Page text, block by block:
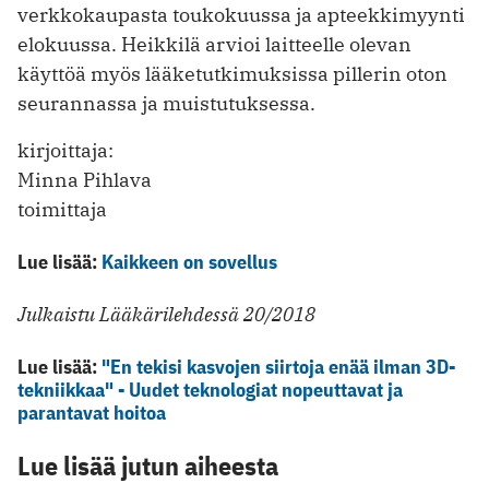
verkkokaupasta toukokuussa ja apteekkimyynti
elokuussa. Heikkilä arvioi laitteelle olevan
käyttöä myös lääketutkimuksissa pillerin oton
seurannassa ja muistutuksessa.
kirjoittaja:
Minna Pihlava
toimittaja
Lue lisää: Kaikkeen on sovellus
Julkaistu Lääkärilehdessä 20/2018
Lue lisää: "En tekisi kasvojen siirtoja enää ilman 3D-
tekniikkaa" - Uudet teknologiat nopeuttavat ja
parantavat hoitoa
Lue lisää jutun aiheesta